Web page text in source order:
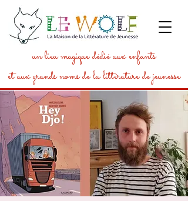
un lieu magique dédié aux enfants
et aux grands noms de la littérature de jeunesse